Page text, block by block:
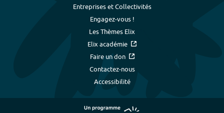
Entreprises et Collectivités
Engagez-vous !
Les Thèmes Elix
Elix académie
Faire un don
Contactez-nous
Accessibilité